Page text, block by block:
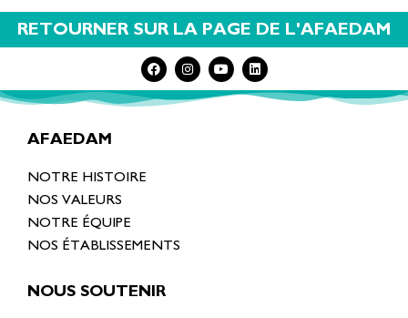
RETOURNER SUR LA PAGE DE L'AFAEDAM
AFAEDAM
NOTRE HISTOIRE
NOS VALEURS
NOTRE ÉQUIPE
NOS ÉTABLISSEMENTS
NOUS SOUTENIR